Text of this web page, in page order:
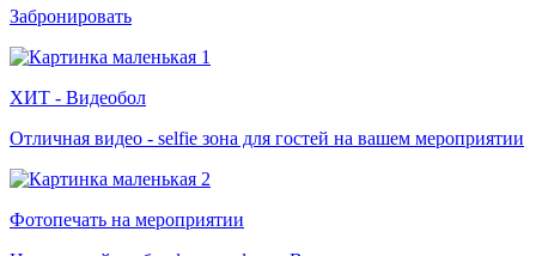
Забронировать
ХИТ - Видеобол
Отличная видео - selfie зона для гостей на вашем мероприятии
Фотопечать на мероприятии